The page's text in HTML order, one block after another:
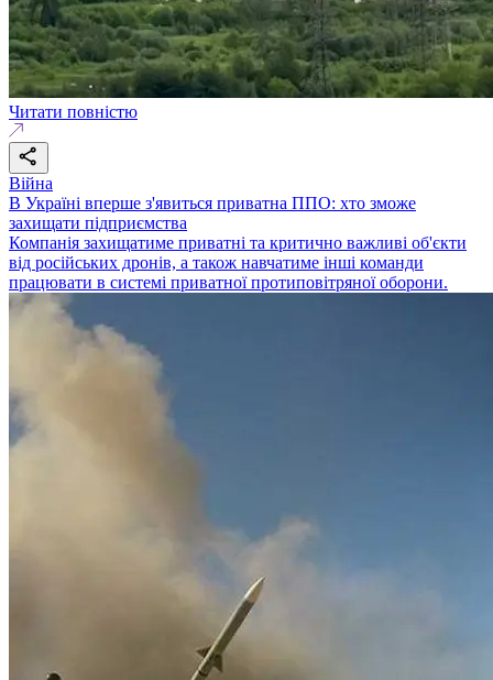
Читати повністю
Війна
В Україні вперше з'явиться приватна ППО: хто зможе
захищати підприємства
Компанія захищатиме приватні та критично важливі об'єкти
від російських дронів, а також навчатиме інші команди
працювати в системі приватної протиповітряної оборони.